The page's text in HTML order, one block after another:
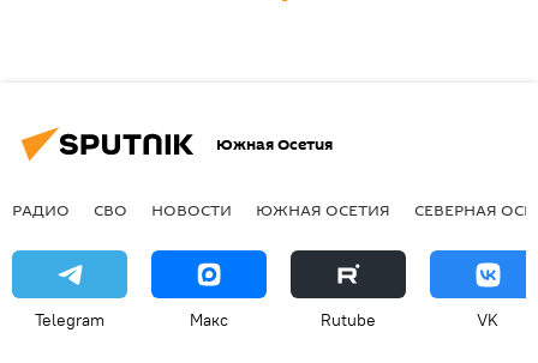
Южная Осетия
РАДИО СВО НОВОСТИ ЮЖНАЯ ОСЕТИЯ СЕВЕРНАЯ
Telegram Макс Rutube VK